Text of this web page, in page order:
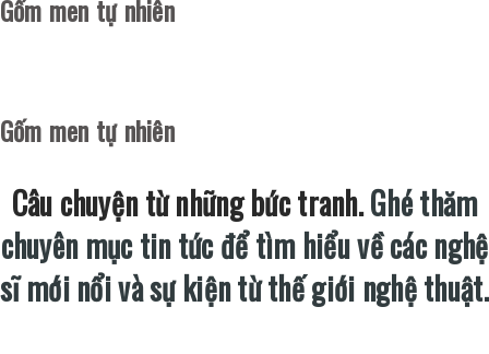
Gốm men tự nhiên
Gốm men tự nhiên
Câu chuyện từ những bức tranh.Ghé thăm
chuyên mục tin tức để tìm hiểu về các nghệ
sĩ mới nổi và sự kiện từ thế giới nghệ thuật.